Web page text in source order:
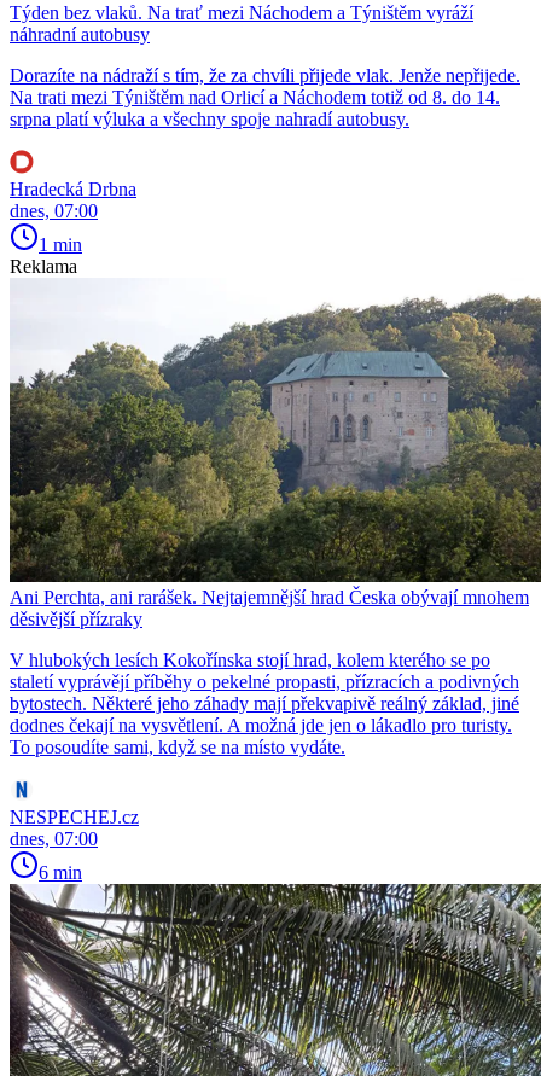
Týden bez vlaků. Na trať mezi Náchodem a Týništěm vyráží
náhradní autobusy
Dorazíte na nádraží s tím, že za chvíli přijede vlak. Jenže nepřijede.
Na trati mezi Týništěm nad Orlicí a Náchodem totiž od 8. do 14.
srpna platí výluka a všechny spoje nahradí autobusy.
Hradecká Drbna
dnes, 07:00
1 min
Reklama
Ani Perchta, ani rarášek. Nejtajemnější hrad Česka obývají mnohem
děsivější přízraky
V hlubokých lesích Kokořínska stojí hrad, kolem kterého se po
staletí vyprávějí příběhy o pekelné propasti, přízracích a podivných
bytostech. Některé jeho záhady mají překvapivě reálný základ, jiné
dodnes čekají na vysvětlení. A možná jde jen o lákadlo pro turisty.
To posoudíte sami, když se na místo vydáte.
NESPECHEJ.cz
dnes, 07:00
6 min